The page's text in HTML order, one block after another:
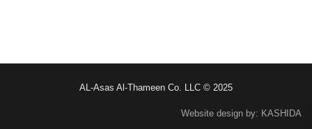
AL-Asas Al-Thameen Co. LLC © 2025
Website design by: KASHIDA